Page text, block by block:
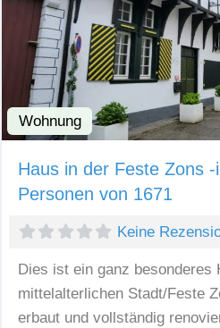
Wohnung
Haus in der Feste Zons
Personen von 1671
Keine
Dies ist ein ganz besonderes
mittelalterlichen Stadt/Feste
erbaut und vollständig